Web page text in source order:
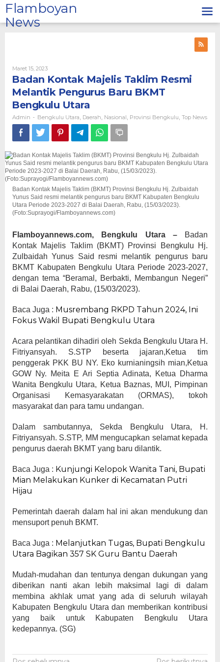
Lewati
ke
konten
Flamboyan
News
Maret 15, 2023Oleh
Admin
Badan Kontak Majelis Taklim Resmi
Melantik Pengurus Baru BKMT
Bengkulu Utara
Admin - Bengkulu Utara Daerah Nasional Provinsi Bengkulu Top News
Badan Kontak Majelis Taklim (BKMT) Provinsi Bengkulu Hj. Zulbaidah
Yunus Said resmi melantik pengurus baru BKMT Kabupaten Bengkulu
Utara Periode 2023-2027 di Balai Daerah, Rabu, (15/03/2023).
(Foto:Suprayogi/Flamboyannews.com)
Flamboyannews.com, Bengkulu Utara –Badan
Kontak Majelis Taklim (BKMT) Provinsi Bengkulu Hj.
Zulbaidah Yunus Said resmi melantik pengurus baru
BKMT Kabupaten Bengkulu Utara Periode 2023-2027,
dengan tema “Beramal, Berbakti, Membangun Negeri”
di Balai Daerah, Rabu, (15/03/2023).
Baca Juga : Musrembang RKPD Tahun 2024, Ini
Fokus Wakil Bupati Bengkulu Utara
Acara pelantikan dihadiri oleh Sekda Bengkulu Utara H.
Fitriyansyah. S.STP beserta jajaran,Ketua tim
penggerak PKK BU NY. Eko kurnianingsih mian,Ketua
GOW Ny. Meita E Ari Septia Adinata, Ketua Dharma
Wanita Bengkulu Utara, Ketua Baznas, MUI, Pimpinan
Organisasi Kemasyarakatan (ORMAS), tokoh
masyarakat dan para tamu undangan.
Dalam sambutannya, Sekda Bengkulu Utara, H.
Fitriyansyah. S.STP, MM mengucapkan selamat kepada
pengurus daerah BKMT yang baru dilantik.
Baca Juga : Kunjungi Kelopok Wanita Tani, Bupati
Mian Melakukan Kunker di Kecamatan Putri
Hijau
Pemerintah daerah dalam hal ini akan mendukung dan
mensuport penuh BKMT.
Baca Juga : Melanjutkan Tugas, Bupati Bengkulu
Utara Bagikan 357 SK Guru Bantu Daerah
Mudah-mudahan dan tentunya dengan dukungan yang
diberikan nanti akan lebih maksimal lagi di dalam
membina akhlak umat yang ada di seluruh wilayah
Kabupaten Bengkulu Utara dan memberikan kontribusi
yang baik untuk Kabupaten Bengkulu Utara
kedepannya. (SG)